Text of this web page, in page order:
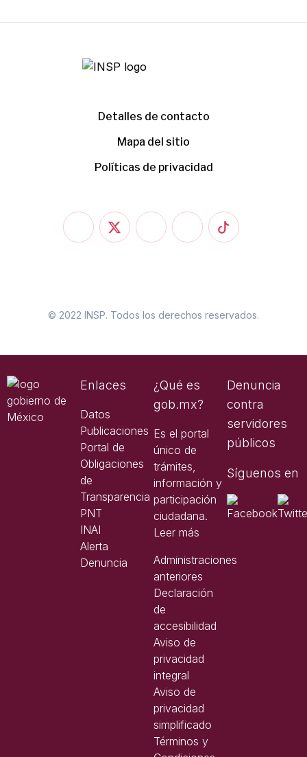
Detalles de contacto
Mapa del sitio
Políticas de privacidad
© 2022 INSP. Todos los derechos reservados.
Enlaces
Datos
Publicaciones
Portal de
Obligaciones
de
Transparencia
PNT
INAI
Alerta
Denuncia
¿Qué es
gob.mx?
Es el portal
único de
trámites,
información y
participación
ciudadana.
Leer más
Administraciones
anteriores
Declaración
de
accesibilidad
Aviso de
privacidad
integral
Aviso de
privacidad
simplificado
Términos y
Denuncia
contra
servidores
públicos
Síguenos en